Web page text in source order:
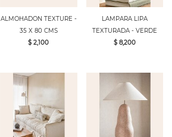
ALMOHADON TEXTURE -
35 X 80 CMS
$ 2,100
LAMPARA LIPA
TEXTURADA - VERDE
$ 8,200